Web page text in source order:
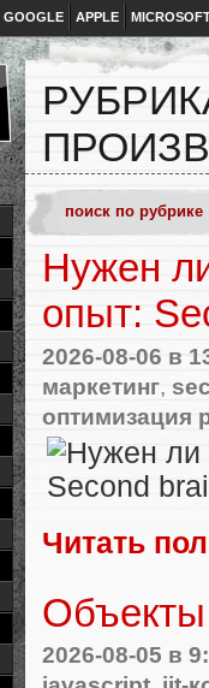
GOOGLE APPLE
Нужен
опыт:
2026-08-06 в
маркетинг,
оптимизация
Читать
2026-08-05 в